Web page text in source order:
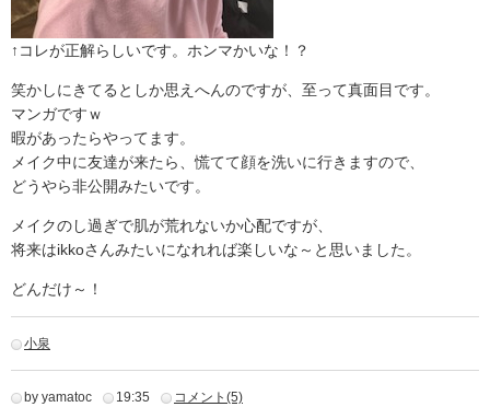
↑コレが正解らしいです。ホンマかいな！？
笑かしにきてるとしか思えへんのですが、至って真面目です。
マンガですｗ
暇があったらやってます。
メイク中に友達が来たら、慌てて顔を洗いに行きますので、
どうやら非公開みたいです。
メイクのし過ぎで肌が荒れないか心配ですが、
将来はikkoさんみたいになれれば楽しいな～と思いました。
どんだけ～！
小泉
by yamatoc 19:35 コメント(5)